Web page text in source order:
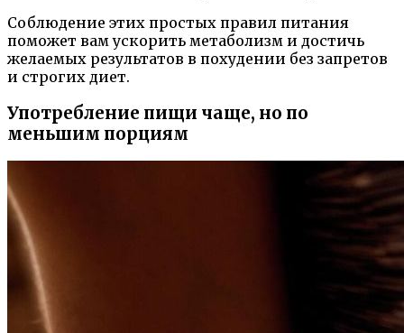
Соблюдение этих простых правил питания
поможет вам ускорить метаболизм и достичь
желаемых результатов в похудении без запретов
и строгих диет.
Употребление пищи чаще, но по
меньшим порциям